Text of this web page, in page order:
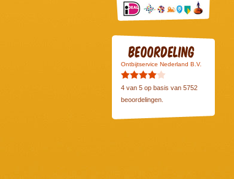
Ontbijtservice Nederland B.V.
4 van 5 op basis van 5752
beoordelingen.